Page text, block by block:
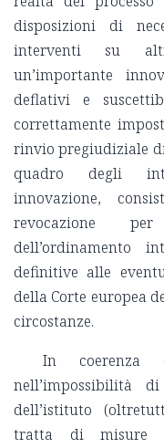
disposizioni di
interventi su
un’importante
deflativi e
correttamente
rinvio pregiudiziale di
quadro degli
innovazione,
revocazione per
dell’ordinamento
definitive alle
della Corte europea
circostanze.
In coerenza
nell’impossibilità
dell’istituto
tratta di misure